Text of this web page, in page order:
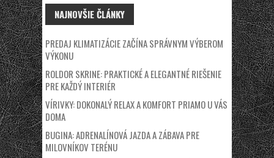
NAJNOVŠIE ČLÁNKY
PREDAJ KLIMATIZÁCIE ZAČÍNA SPRÁVNYM VÝBEROM
VÝKONU
ROLDOR SKRINE: PRAKTICKÉ A ELEGANTNÉ RIEŠENIE
PRE KAŽDÝ INTERIÉR
VÍRIVKY: DOKONALÝ RELAX A KOMFORT PRIAMO U VÁS
DOMA
BUGINA: ADRENALÍNOVÁ JAZDA A ZÁBAVA PRE
MILOVNÍKOV TERÉNU